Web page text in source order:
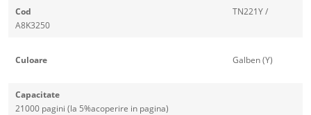
Cod
TN221Y /
A8K3250
Culoare Galben (Y)
Capacitate
21000 pagini (la 5%acoperire in pagina)